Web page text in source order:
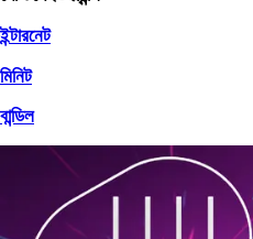
ইন্টারনেট
মিনিট
বান্ডিল